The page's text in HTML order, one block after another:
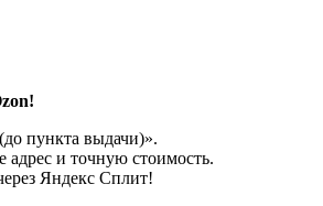
пункта выдачи)».
и точную стоимость.
Яндекс Сплит!